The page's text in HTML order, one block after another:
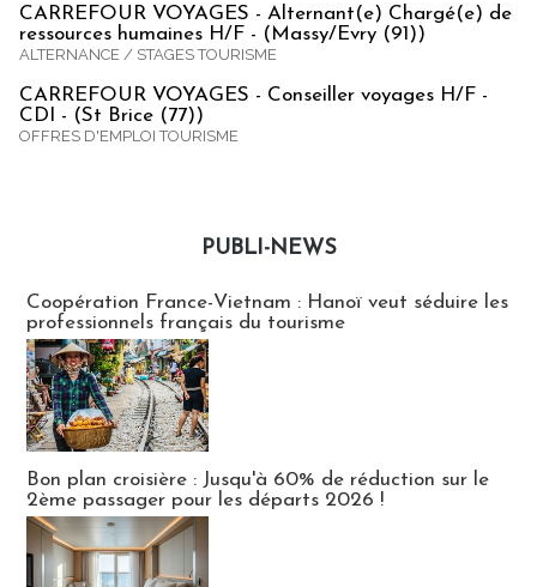
CARREFOUR VOYAGES - Alternant(e) Chargé(e) de
ressources humaines H/F - (Massy/Evry (91))
ALTERNANCE / STAGES TOURISME
CARREFOUR VOYAGES - Conseiller voyages H/F -
CDI - (St Brice (77))
OFFRES D'EMPLOI TOURISME
PUBLI-NEWS
Coopération France-Vietnam : Hanoï veut séduire les
professionnels français du tourisme
Bon plan croisière : Jusqu'à 60% de réduction sur le
2ème passager pour les départs 2026 !